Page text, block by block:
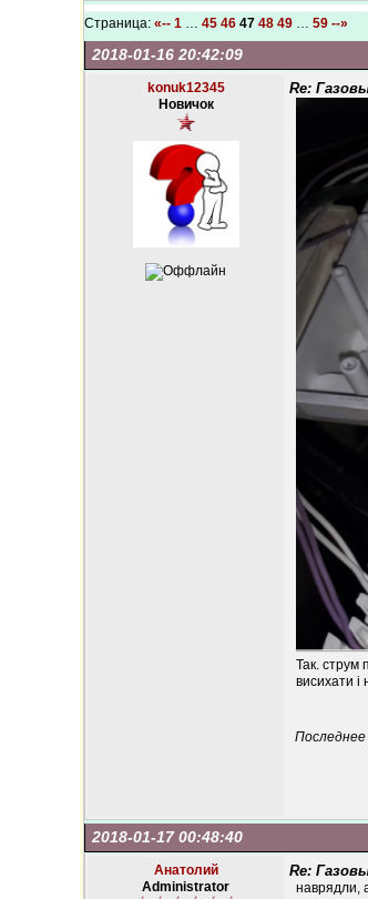
Страница: «-- 1 … 45 46 47 48 49 … 59 --»
2018-01-16 20:42:09
konuk12345
Новичок
Re:
Так. струм
висихати
Последнее
2018-01-17 00:48:40
Анатолий
Administrator
Re:
наврядли,